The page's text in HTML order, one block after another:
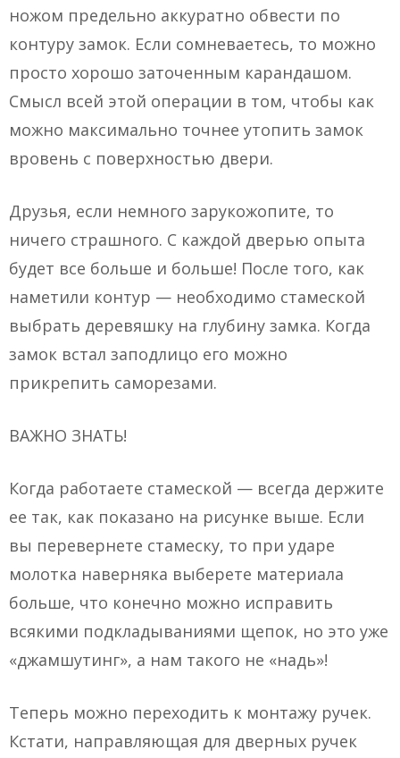
ножом предельно аккуратно обвести по
контуру замок. Если сомневаетесь, то можно
просто хорошо заточенным карандашом.
Смысл всей этой операции в том, чтобы как
можно максимально точнее утопить замок
вровень с поверхностью двери.
Друзья, если немного зарукожопите, то
ничего страшного. С каждой дверью опыта
будет все больше и больше! После того, как
наметили контур — необходимо стамеской
выбрать деревяшку на глубину замка. Когда
замок встал заподлицо его можно
прикрепить саморезами.
ВАЖНО ЗНАТЬ!
Когда работаете стамеской — всегда держите
ее так, как показано на рисунке выше. Если
вы перевернете стамеску, то при ударе
молотка наверняка выберете материала
больше, что конечно можно исправить
всякими подкладываниями щепок, но это уже
«джамшутинг», а нам такого не «надь»!
Теперь можно переходить к монтажу ручек.
Кстати, направляющая для дверных ручек